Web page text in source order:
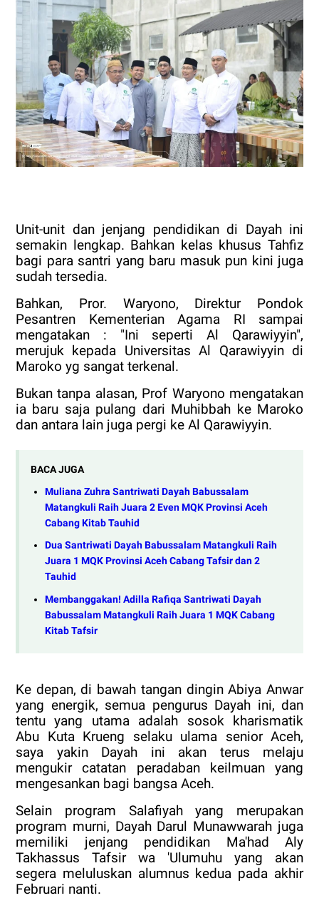
Unit-unit dan jenjang pendidikan di Dayah ini
semakin lengkap. Bahkan kelas khusus Tahfiz
bagi para santri yang baru masuk pun kini juga
sudah tersedia.
Bahkan, Pror. Waryono, Direktur Pondok
Pesantren Kementerian Agama RI sampai
mengatakan : "Ini seperti Al Qarawiyyin",
merujuk kepada Universitas Al Qarawiyyin di
Maroko yg sangat terkenal.
Bukan tanpa alasan, Prof Waryono mengatakan
ia baru saja pulang dari Muhibbah ke Maroko
dan antara lain juga pergi ke Al Qarawiyyin.
BACA JUGA
Muliana Zuhra Santriwati Dayah Babussalam
Matangkuli Raih Juara 2 Even MQK Provinsi Aceh
Cabang Kitab Tauhid
Dua Santriwati Dayah Babussalam Matangkuli Raih
Juara 1 MQK Provinsi Aceh Cabang Tafsir dan 2
Tauhid
Membanggakan! Adilla Rafiqa Santriwati Dayah
Babussalam Matangkuli Raih Juara 1 MQK Cabang
Kitab Tafsir
Ke depan, di bawah tangan dingin Abiya Anwar
yang energik, semua pengurus Dayah ini, dan
tentu yang utama adalah sosok kharismatik
Abu Kuta Krueng selaku ulama senior Aceh,
saya yakin Dayah ini akan terus melaju
mengukir catatan peradaban keilmuan yang
mengesankan bagi bangsa Aceh.
Selain program Salafiyah yang merupakan
program murni, Dayah Darul Munawwarah juga
memiliki jenjang pendidikan Ma'had Aly
Takhassus Tafsir wa 'Ulumuhu yang akan
segera meluluskan alumnus kedua pada akhir
Februari nanti.